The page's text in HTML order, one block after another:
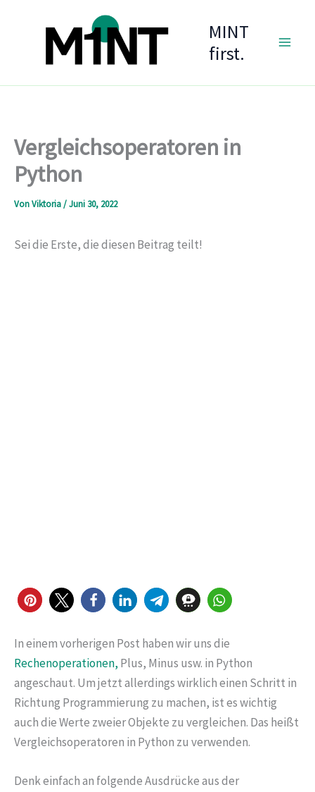
MINT
first.
Vergleichsoperatoren in
Python
VonViktoria/Juni 30, 2022
Sei die Erste, die diesen Beitrag teilt!
In einem vorherigen Post haben wir uns die
Rechenoperationen, Plus, Minus usw. in Python
angeschaut. Um jetzt allerdings wirklich einen Schritt in
Richtung Programmierung zu machen, ist es wichtig
auch die Werte zweier Objekte zu vergleichen. Das heißt
Vergleichsoperatoren in Python zu verwenden.
Denk einfach an folgende Ausdrücke aus der